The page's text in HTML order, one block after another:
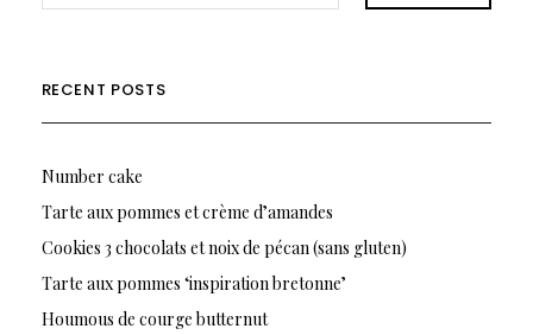
RECENT POSTS
Number cake
Tarte aux pommes et crème d’amandes
Cookies 3 chocolats et noix de pécan (sans gluten)
Tarte aux pommes ‘inspiration bretonne’
Houmous de courge butternut